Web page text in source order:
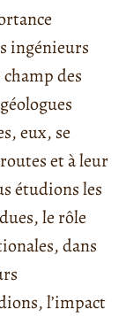
ingénieurs
des
eux, se
et à leur
étudions les
le rôle
dans
l’impact